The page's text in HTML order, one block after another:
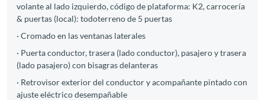
volante al lado izquierdo, código de plataforma: K2, carrocería
& puertas (local): todoterreno de 5 puertas
· Cromado en las ventanas laterales
· Puerta conductor, trasera (lado conductor), pasajero y trasera
(lado pasajero) con bisagras delanteras
· Retrovisor exterior del conductor y acompañante pintado con
ajuste eléctrico desempañable